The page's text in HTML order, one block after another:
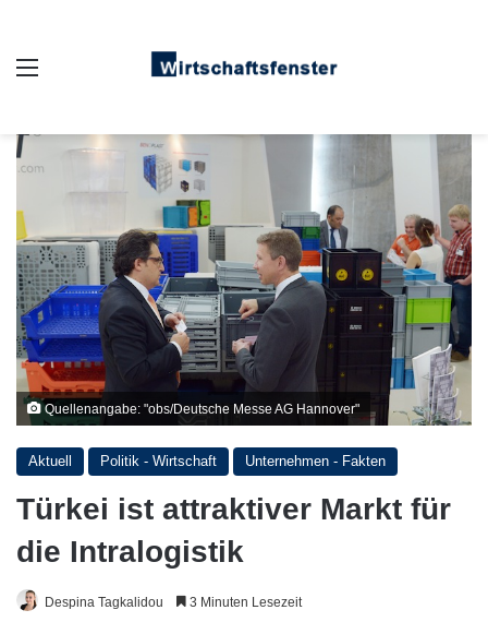
Quellenangabe: "obs/Deutsche Messe AG Hannover"
Aktuell Politik - Wirtschaft Unternehmen - Fakten
Türkei ist attraktiver Markt für
die Intralogistik
Despina Tagkalidou 3 Minuten Lesezeit